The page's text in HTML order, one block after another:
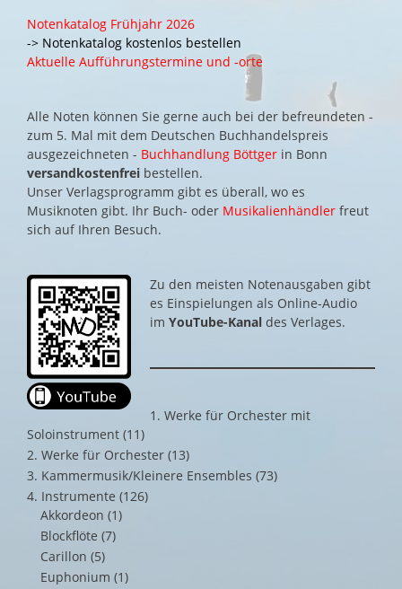
Notenkatalog Frühjahr 2026
-> Notenkatalog kostenlos bestellen
Aktuelle Aufführungstermine und -orte
Alle Noten können Sie gerne auch bei der befreundeten -
zum 5. Mal mit dem Deutschen Buchhandelspreis
ausgezeichneten - Buchhandlung Böttger in Bonn
versandkostenfrei bestellen.
Unser Verlagsprogramm gibt es überall, wo es
Musiknoten gibt. Ihr Buch- oder Musikalienhändler freut
sich auf Ihren Besuch.
Zu den meisten Notenausgaben gibt
es Einspielungen als Online-Audio
im YouTube-Kanal des Verlages.
1. Werke für Orchester mit
Soloinstrument (11)
2. Werke für Orchester (13)
3. Kammermusik/Kleinere Ensembles (73)
4. Instrumente (126)
Akkordeon (1)
Blockflöte (7)
Carillon (5)
Euphonium (1)